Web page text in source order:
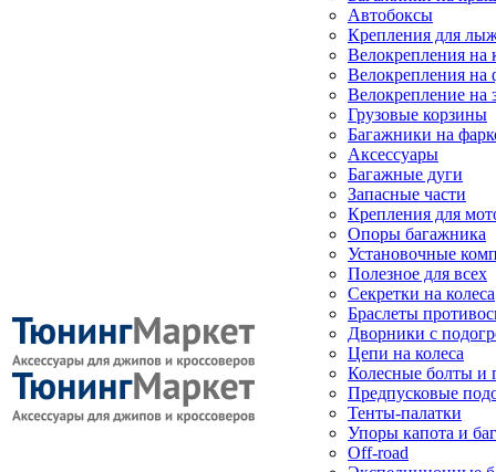
Автобоксы
Крепления для
Велокрепления
Велокрепления на
Велокрепление на
Грузовые корзины
Багажники на
Аксессуары
Багажные дуги
Запасные части
Крепления для
Опоры багажника
Установочные
Полезное для всех
Секретки на колеса
Браслеты
Дворники с
Цепи на колеса
Колесные болты и
Предпусковые
Тенты-палатки
Упоры капота и
Off-road